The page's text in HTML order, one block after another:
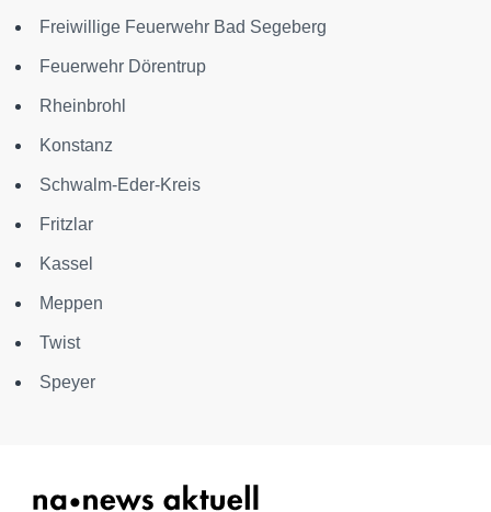
Freiwillige Feuerwehr Bad Segeberg
Feuerwehr Dörentrup
Rheinbrohl
Konstanz
Schwalm-Eder-Kreis
Fritzlar
Kassel
Meppen
Twist
Speyer